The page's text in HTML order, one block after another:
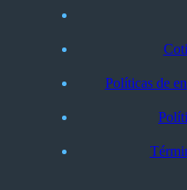
Políticas de